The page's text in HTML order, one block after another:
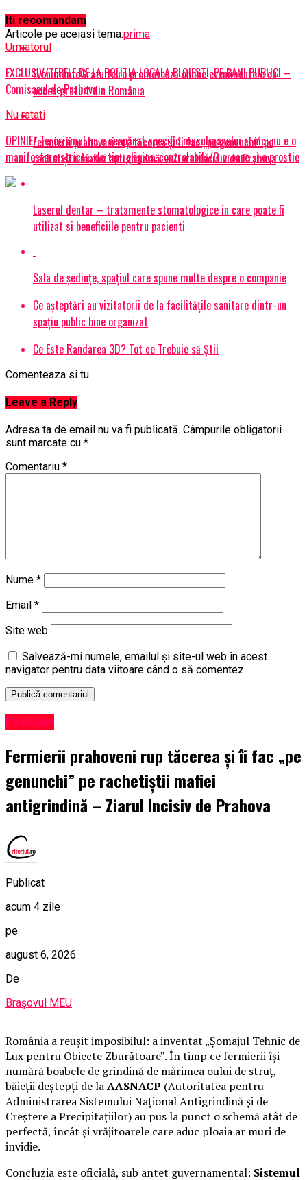
Articole pe aceiasi tema:prima
Urmatorul
EXCLUSIV/TEPELE DE LA POLITIA LOCALA PLOIESTI, PE BANI PUBLICI –
Comisarul de Prahova
Nu ratati
OPINIE/ Terorismul nu e neapărat specific musulmanului și nici nu e o
manifestare strictă, de tip religios, controlabilă/O eroare și o prostie
Iti recomandam
EvenimenteGratuite.ro promovează online evenimentele cu
acces gratuit din România
Fermierii prahoveni rup tăcerea și îi fac „pe genunchi” pe
rachetiștii mafiei antigrindină – Ziarul Incisiv de Prahova
Laserul dentar – tratamente stomatologice in care poate fi
utilizat si beneficiile pentru pacienti
Sala de ședințe, spațiul care spune multe despre o companie
Ce așteptări au vizitatorii de la facilitățile sanitare dintr-un
spațiu public bine organizat
Ce Este Randarea 3D? Tot ce Trebuie să Știi
Comenteaza si tu
Leave a Reply
Adresa ta de email nu va fi publicată. Câmpurile obligatorii
sunt marcate cu *
Comentariu *
Nume *
Email *
Site web
Salvează-mi numele, emailul și site-ul web în acest
navigator pentru data viitoare când o să comentez.
Exclusiv
Fermierii prahoveni rup tăcerea și îi fac „pe
genunchi” pe rachetiștii mafiei
antigrindină – Ziarul Incisiv de Prahova
Publicat
acum 4 zile
pe
august 6, 2026
De
Brașovul MEU
România a reușit imposibilul: a inventat „Șomajul Tehnic de
Lux pentru Obiecte Zburătoare”. În timp ce fermierii își
numără boabele de grindină de mărimea oului de struț,
băieții deștepți de laAASNACP (Autoritatea pentru
Administrarea Sistemului Național Antigrindină și de
Creștere a Precipitațiilor) au pus la punct o schemă atât de
perfectă, încât și vrăjitoarele care aduc ploaia ar muri de
invidie.
Concluzia este oficială, sub antet guvernamental: Sistemul